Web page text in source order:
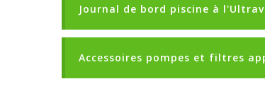
Journal de bord piscine à
Accessoires pompes et filtres